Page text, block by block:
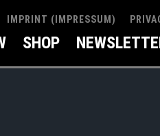
IMPRINT (IMPRESSUM)
SHOP